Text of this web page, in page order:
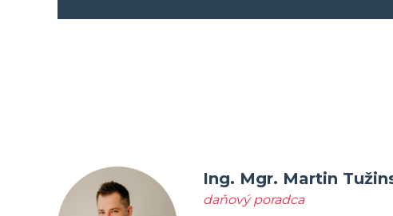
Ing. Mgr. Martin
daňový poradca